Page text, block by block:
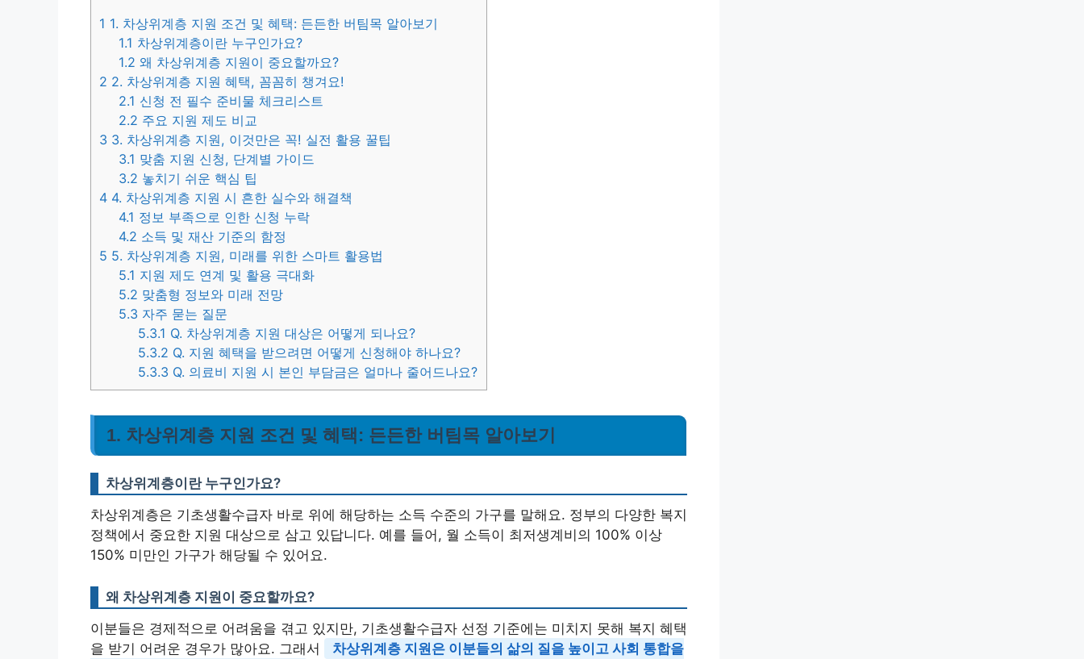
1 1. 차상위계층 지원 조건 및 혜택: 든든한 버팀목 알아보기
1.1 차상위계층이란 누구인가요?
1.2 왜 차상위계층 지원이 중요할까요?
2 2. 차상위계층 지원 혜택, 꼼꼼히 챙겨요!
2.1 신청 전 필수 준비물 체크리스트
2.2 주요 지원 제도 비교
3 3. 차상위계층 지원, 이것만은 꼭! 실전 활용 꿀팁
3.1 맞춤 지원 신청, 단계별 가이드
3.2 놓치기 쉬운 핵심 팁
4 4. 차상위계층 지원 시 흔한 실수와 해결책
4.1 정보 부족으로 인한 신청 누락
4.2 소득 및 재산 기준의 함정
5 5. 차상위계층 지원, 미래를 위한 스마트 활용법
5.1 지원 제도 연계 및 활용 극대화
5.2 맞춤형 정보와 미래 전망
5.3 자주 묻는 질문
5.3.1 Q. 차상위계층 지원 대상은 어떻게 되나요?
5.3.2 Q. 지원 혜택을 받으려면 어떻게 신청해야 하나요?
5.3.3 Q. 의료비 지원 시 본인 부담금은 얼마나 줄어드나요?
1. 차상위계층 지원 조건 및 혜택: 든든한 버팀목 알아보기
차상위계층이란 누구인가요?
차상위계층은 기초생활수급자 바로 위에 해당하는 소득 수준의 가구를 말해요. 정부의 다양한 복지
정책에서 중요한 지원 대상으로 삼고 있답니다. 예를 들어, 월 소득이 최저생계비의 100% 이상
150% 미만인 가구가 해당될 수 있어요.
왜 차상위계층 지원이 중요할까요?
이분들은 경제적으로 어려움을 겪고 있지만, 기초생활수급자 선정 기준에는 미치지 못해 복지 혜택
을 받기 어려운 경우가 많아요. 그래서
차상위계층 지원은 이분들의 삶의 질을 높이고 사회 통합을